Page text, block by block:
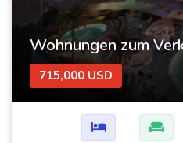
715,000 USD